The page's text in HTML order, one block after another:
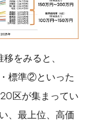
をみると、
標準②といった
区が集まってい
、最上位、高価